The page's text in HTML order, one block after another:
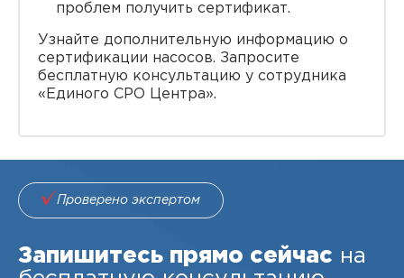
проблем получить сертификат.
Узнайте дополнительную информацию о
сертификации насосов. Запросите
бесплатную консультацию у сотрудника
«Единого СРО Центра».
Проверено экспертом
Запишитесь прямо сейчас на